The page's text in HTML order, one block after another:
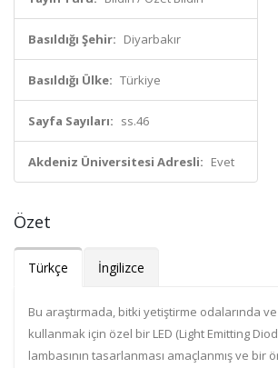
Basıldığı Şehir: Diyarbakır
Basıldığı Ülke: Türkiye
Sayfa Sayıları: ss.46
Akdeniz Üniversitesi Adresli: Evet
Özet
Türkçe İngilizce
Bu araştırmada, bitki yetiştirme odalarında
kullanmak için özel bir LED (Light Emitting
lambasının tasarlanması amaçlanmış ve bir